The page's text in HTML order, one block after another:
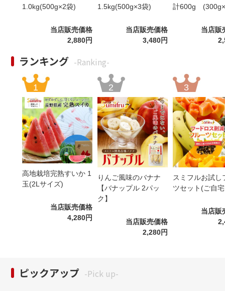
1.0kg(500g×2袋)
当店販売価格
2,880円
1.5kg(500g×3袋)
当店販売価格
3,480円
計600g
当店販
ランキング -Ranking-
高地栽培完熟すいか 1
玉(2Lサイズ)
当店販売価格
4,280円
りんご風味のバナナ
【バナップル 2パッ
ク】
当店販売価格
2,280円
スミフルお試し
ツセット(ご自
当店販
ピックアップ -Pick up-